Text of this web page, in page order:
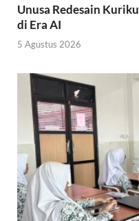
Unusa Redesain
di Era AI
5 Agustus 2026